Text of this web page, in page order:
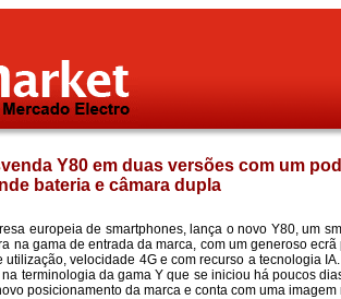
Y80 em duas versões com um
bateria e câmara dupla
europeia de smartphones, lança o novo Y80, um
na gama de entrada da marca, com um generoso
utilização, velocidade 4G e com recurso a tecnologia
terminologia da gama Y que se iniciou há poucos
posicionamento da marca e conta com uma